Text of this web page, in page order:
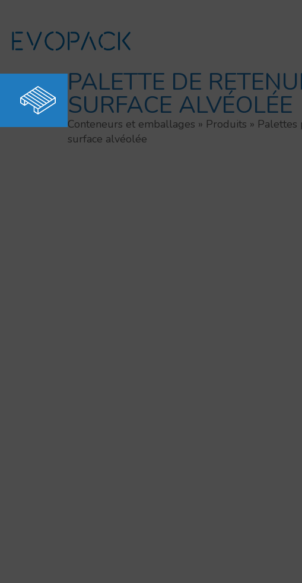
contenu
PALETTE DE
SURFACE ALVÉOLÉE
Conteneurs et emballages » Produits »
surface alvéolée